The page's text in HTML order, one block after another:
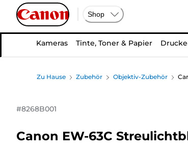
Shop
Kameras Tinte, Toner & Papier
Zu Hause Zubehör Objektiv-Zubehör
#8268B001
Canon EW-63C